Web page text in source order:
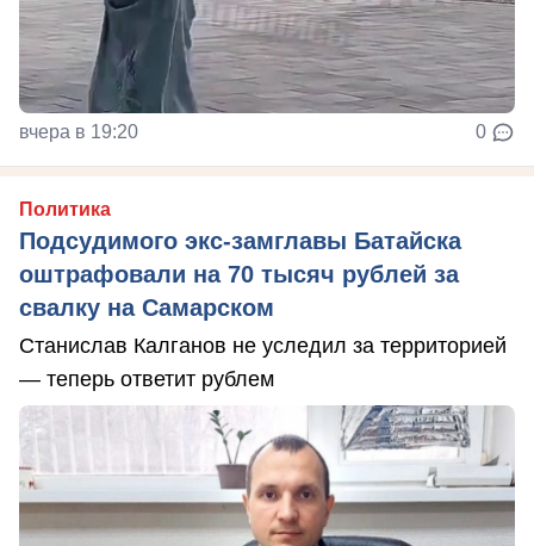
вчера в 19:20 0
Политика
Подсудимого экс-замглавы Батайска
оштрафовали на 70 тысяч рублей за
свалку на Самарском
Станислав Калганов не уследил за территорией
— теперь ответит рублем